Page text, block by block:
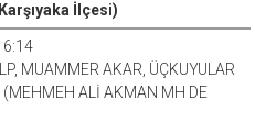
İlçesi)
MUAMMER AKAR, ÜÇKUYULAR
ALİ AKMAN MH DE